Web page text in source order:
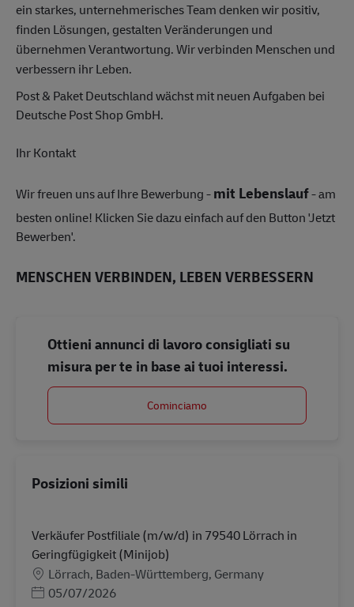
ein starkes, unternehmerisches Team denken wir positiv,
finden Lösungen, gestalten Veränderungen und
übernehmen Verantwortung. Wir verbinden Menschen und
verbessern ihr Leben.
Post & Paket Deutschland wächst mit neuen Aufgaben bei
Deutsche Post Shop GmbH.
Ihr Kontakt
Wir freuen uns auf Ihre Bewerbung -mit Lebenslauf- am
besten online! Klicken Sie dazu einfach auf den Button 'Jetzt
Bewerben'.
MENSCHEN VERBINDEN, LEBEN VERBESSERN
Ottieni annunci di lavoro consigliati su
misura per te in base ai tuoi interessi.
Cominciamo
Posizioni simili
Verkäufer Postfiliale (m/w/d) in 79540 Lörrach in
Geringfügigkeit (Minijob)
SedeLörrach, Baden-Württemberg, Germany
Posted Date
05/07/2026